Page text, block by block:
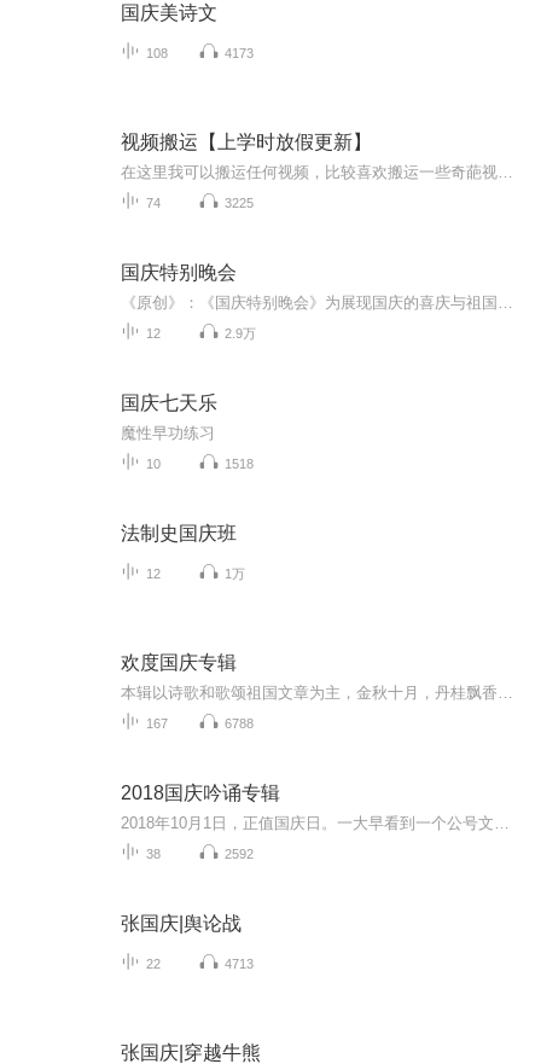
国庆美诗文
108 4173
视频搬运【上学时放假更新】
74 3225
国庆特别晚会
12 2.9万
国庆七天乐
魔性早功练习
10 1518
法制史国庆班
12 1万
欢度国庆专辑
167 6788
2018国庆吟诵专辑
38 2592
张国庆|舆论战
22 4713
张国庆|穿越牛熊